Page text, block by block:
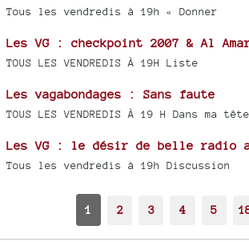
Tous les vendredis à 19h « Donner
Les VG : checkpoint 2007 & Al
TOUS LES VENDREDIS À 19H Liste
Les vagabondages : Sans faute
TOUS LES VENDREDIS À 19 H Dans ma
Les VG : le désir de belle radio
Tous les vendredis à 19h Discussion
1 2 3 4 5